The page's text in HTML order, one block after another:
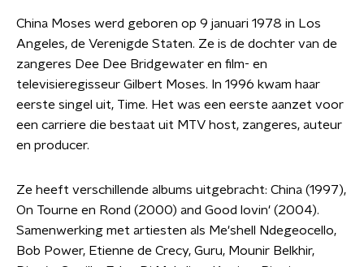
China Moses werd geboren op 9 januari 1978 in Los
Angeles, de Verenigde Staten. Ze is de dochter van de
zangeres Dee Dee Bridgewater en film- en
televisieregisseur Gilbert Moses. In 1996 kwam haar
eerste singel uit, Time. Het was een eerste aanzet voor
een carriere die bestaat uit MTV host, zangeres, auteur
en producer.
Ze heeft verschillende albums uitgebracht: China (1997),
On Tourne en Rond (2000) and Good lovin' (2004).
Samenwerking met artiesten als Me'shell Ndegeocello,
Bob Power, Etienne de Crecy, Guru, Mounir Belkhir,